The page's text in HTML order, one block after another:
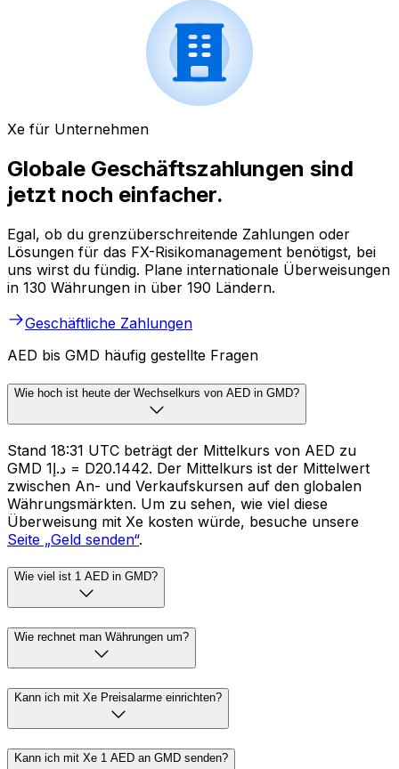
Xe für Unternehmen
Globale Geschäftszahlungen sind
jetzt noch einfacher.
Egal, ob du grenzüberschreitende Zahlungen oder
Lösungen für das FX-Risikomanagement benötigst, bei
uns wirst du fündig. Plane internationale Überweisungen
in 130 Währungen in über 190 Ländern.
Geschäftliche Zahlungen
AED bis GMD häufig gestellte Fragen
Wie hoch ist heute der Wechselkurs von AED in GMD?
Stand 18:31 UTC beträgt der Mittelkurs von AED zu
GMD د.إ1 = D20.1442. Der Mittelkurs ist der Mittelwert
zwischen An- und Verkaufskursen auf den globalen
Währungsmärkten. Um zu sehen, wie viel diese
Überweisung mit Xe kosten würde, besuche unsere
Seite „Geld senden“.
Wie viel ist 1 AED in GMD?
Wie rechnet man Währungen um?
Kann ich mit Xe Preisalarme einrichten?
Kann ich mit Xe 1 AED an GMD senden?